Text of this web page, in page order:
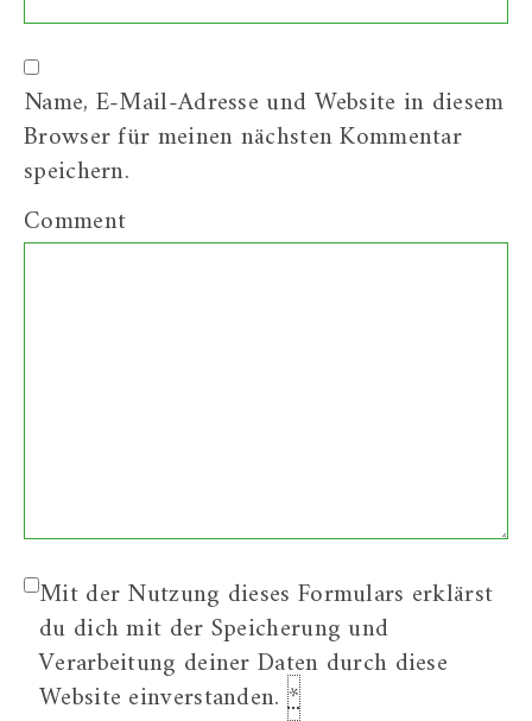
Name, E-Mail-Adresse und Website in diesem
Browser für meinen nächsten Kommentar
speichern.
Comment
Mit der Nutzung dieses Formulars erklärst
du dich mit der Speicherung und
Verarbeitung deiner Daten durch diese
Website einverstanden. *